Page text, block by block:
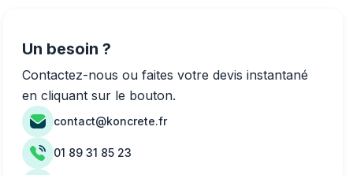
Un besoin ?
Contactez-nous ou faites votre devis instantané
en cliquant sur le bouton.
contact@koncrete.fr
01 89 31 85 23